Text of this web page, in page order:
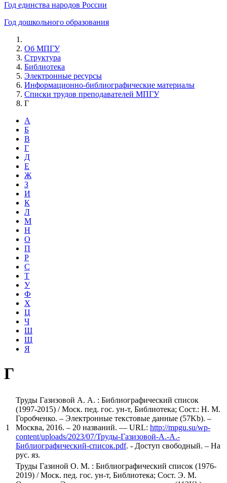
Год единства народов России
Год дошкольного образования
Об МПГУ
Структура
Библиотека
Электронные ресурсы
Информационно-библиографические материалы
Списки трудов преподавателей МПГУ
Г
А
Б
В
Г
Д
Е
Ж
З
И
К
Л
М
Н
О
П
Р
С
Т
У
Ф
Х
Ц
Ч
Ш
Щ
Я
Г
1
Труды Газизовой А. А. : Библиографический список
(1997-2015) / Моск. пед. гос. ун-т, Библиотека; Сост.: Н. М.
Горобченко. – Электронные текстовые данные (57Kb). –
Москва, 2016. – 20 названий. — URL: http://mpgu.su/wp-
content/uploads/2023/07/Труды-Газизовой-А.-А.-
Библиографический-список.pdf. - Доступ свободный. – На
рус. яз.
Труды Газиной О. М. : Библиографический список (1976-
2019) / Моск. пед. гос. ун-т, Библиотека; Сост. Э. М.